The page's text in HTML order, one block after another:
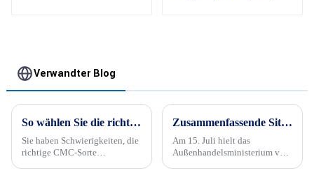
Verwandter Blog
So wählen Sie die richtige CMC-Qualität für Ihre spezifische Anwendung aus
Sie haben Schwierigkeiten, die
richtige CMC-Sorte
Zusammenfassende Sitzung -2024 Kingmax Ministerium für Außenhandel
Am 15. Juli hielt das
Außenhandelsministerium von